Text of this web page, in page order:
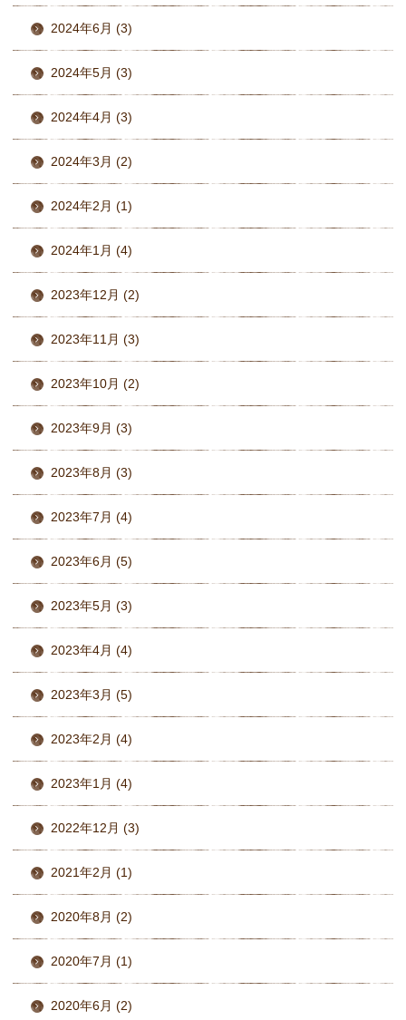
2024年6月 (3)
2024年5月 (3)
2024年4月 (3)
2024年3月 (2)
2024年2月 (1)
2024年1月 (4)
2023年12月 (2)
2023年11月 (3)
2023年10月 (2)
2023年9月 (3)
2023年8月 (3)
2023年7月 (4)
2023年6月 (5)
2023年5月 (3)
2023年4月 (4)
2023年3月 (5)
2023年2月 (4)
2023年1月 (4)
2022年12月 (3)
2021年2月 (1)
2020年8月 (2)
2020年7月 (1)
2020年6月 (2)